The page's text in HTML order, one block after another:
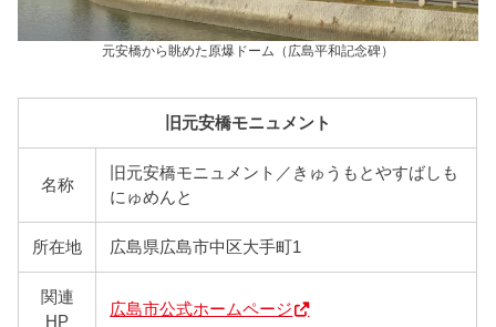
元安橋から眺めた原爆ドーム（広島平和記念碑）
旧元安橋モニュメント
名称
旧元安橋モニュメント／きゅうもとやすばしも
にゅめんと
所在地 広島県広島市中区大手町1
関連
HP
広島市公式ホームページ